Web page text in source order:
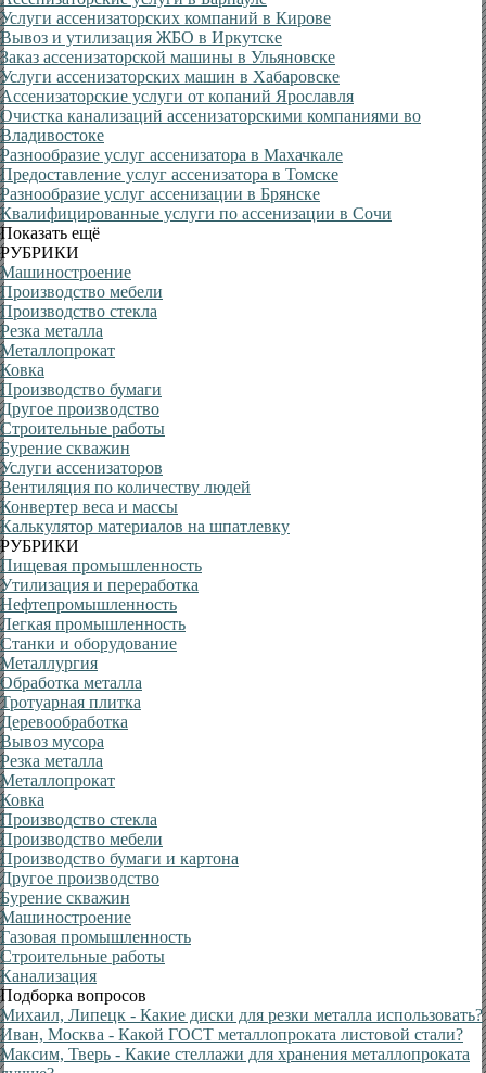
Услуги ассенизаторских компаний в Кирове
Вывоз и утилизация ЖБО в Иркутске
Заказ ассенизаторской машины в Ульяновске
Услуги ассенизаторских машин в Хабаровске
Ассенизаторские услуги от копаний Ярославля
Очистка канализаций ассенизаторскими компаниями во
Владивостоке
Разнообразие услуг ассенизатора в Махачкале
Предоставление услуг ассенизатора в Томске
Разнообразие услуг ассенизации в Брянске
Квалифицированные услуги по ассенизации в Сочи
Показать ещё
РУБРИКИ
Машиностроение
Производство мебели
Производство стекла
Резка металла
Металлопрокат
Ковка
Производство бумаги
Другое производство
Строительные работы
Бурение скважин
Услуги ассенизаторов
Вентиляция по количеству людей
Конвертер веса и массы
Калькулятор материалов на шпатлевку
РУБРИКИ
Пищевая промышленность
Утилизация и переработка
Нефтепромышленность
Легкая промышленность
Станки и оборудование
Металлургия
Обработка металла
Тротуарная плитка
Деревообработка
Вывоз мусора
Резка металла
Металлопрокат
Ковка
Производство стекла
Производство мебели
Производство бумаги и картона
Другое производство
Бурение скважин
Машиностроение
Газовая промышленность
Строительные работы
Канализация
Подборка вопросов
Михаил, Липецк - Какие диски для резки металла использовать?
Иван, Москва - Какой ГОСТ металлопроката листовой стали?
Максим, Тверь - Какие стеллажи для хранения металлопроката